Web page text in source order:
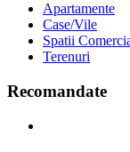
Apartamente
Case/Vile
Spatii
Terenuri
Recomandate